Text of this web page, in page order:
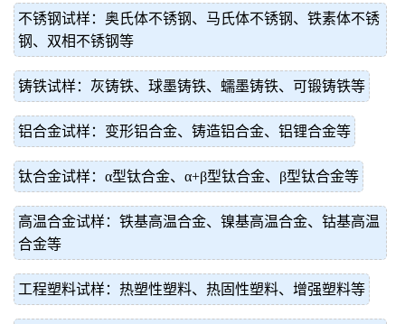
不锈钢试样：奥氏体不锈钢、马氏体不锈钢、铁素体不锈
钢、双相不锈钢等
铸铁试样：灰铸铁、球墨铸铁、蠕墨铸铁、可锻铸铁等
铝合金试样：变形铝合金、铸造铝合金、铝锂合金等
钛合金试样：α型钛合金、α+β型钛合金、β型钛合金等
高温合金试样：铁基高温合金、镍基高温合金、钴基高温
合金等
工程塑料试样：热塑性塑料、热固性塑料、增强塑料等